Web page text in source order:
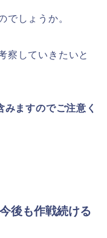
でしょうか。
察していきたいと
ますのでご注意く
後も作戦続ける